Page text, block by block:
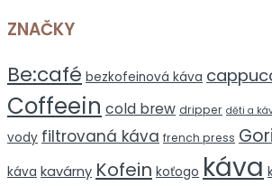
ZNAČKY
Be:café bezkofeinová káva
Coffeein cold brew dripper děti a
vody filtrovaná káva french press
káva kavárny Kofein koťogo káva